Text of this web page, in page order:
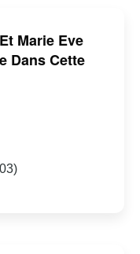
Marie Eve
Dans Cette